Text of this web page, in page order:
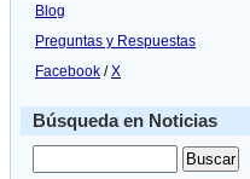
Blog
Preguntas y Respuestas
Facebook /X
Búsqueda en Noticias